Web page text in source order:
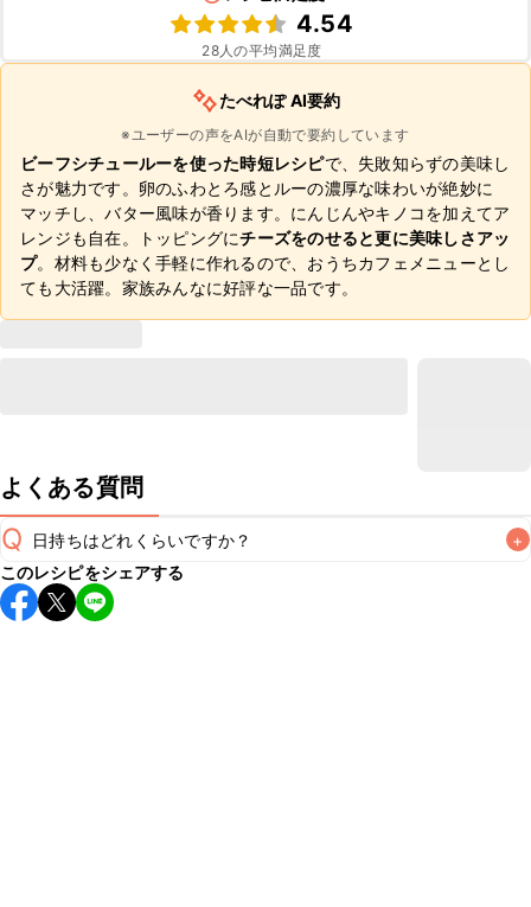
4.54
28人の平均満足度
たべれぽ AI要約
※ユーザーの声をAIが自動で要約しています
ビーフシチュールーを使った時短レシピで、失敗知らずの美味し
さが魅力です。卵のふわとろ感とルーの濃厚な味わいが絶妙に
マッチし、バター風味が香ります。にんじんやキノコを加えてア
レンジも自在。トッピングにチーズをのせると更に美味しさアッ
プ。材料も少なく手軽に作れるので、おうちカフェメニューとし
ても大活躍。家族みんなに好評な一品です。
よくある質問
Q 日持ちはどれくらいですか？ +
保存期間は冷蔵で当日中が目安です。なるべくお早めにお召
し上がりください。
このレシピをシェアする